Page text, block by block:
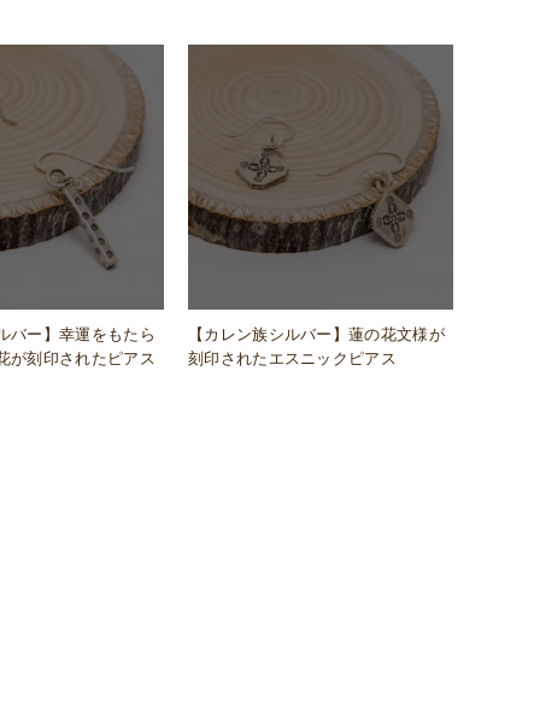
バー】幸運をもたら
が刻印されたピアス
【カレン族シルバー】蓮の花文様が
刻印されたエスニックピアス